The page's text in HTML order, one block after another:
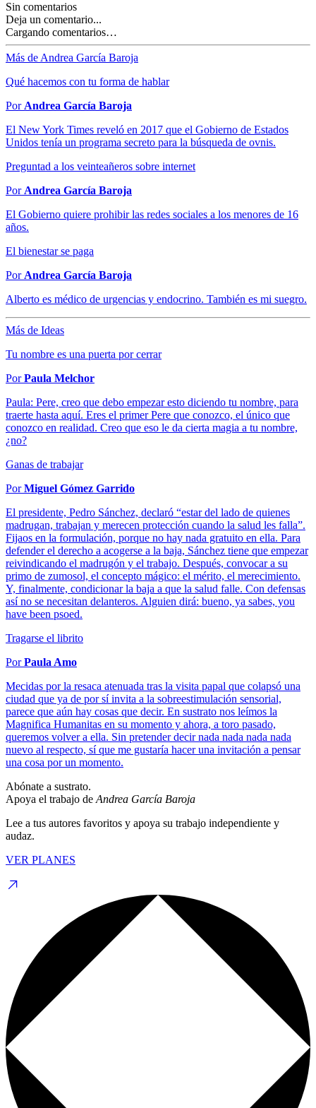
Sin comentarios
Deja un comentario...
Cargando comentarios…
Más de Andrea García Baroja
Qué hacemos con tu forma de hablar
Por Andrea García Baroja
El New York Times reveló en 2017 que el Gobierno de Estados
Unidos tenía un programa secreto para la búsqueda de ovnis.
Preguntad a los veinteañeros sobre internet
Por Andrea García Baroja
El Gobierno quiere prohibir las redes sociales a los menores de 16
años.
El bienestar se paga
Por Andrea García Baroja
Alberto es médico de urgencias y endocrino. También es mi suegro.
Más de Ideas
Tu nombre es una puerta por cerrar
PorPaula Melchor
Paula: Pere, creo que debo empezar esto diciendo tu nombre, para
traerte hasta aquí. Eres el primer Pere que conozco, el único que
conozco en realidad. Creo que eso le da cierta magia a tu nombre,
¿no?
Ganas de trabajar
PorMiguel Gómez Garrido
El presidente, Pedro Sánchez, declaró “estar del lado de quienes
madrugan, trabajan y merecen protección cuando la salud les falla”.
Fijaos en la formulación, porque no hay nada gratuito en ella. Para
defender el derecho a acogerse a la baja, Sánchez tiene que empezar
reivindicando el madrugón y el trabajo. Después, convocar a su
primo de zumosol, el concepto mágico: el mérito, el merecimiento.
Y, finalmente, condicionar la baja a que la salud falle. Con defensas
así no se necesitan delanteros. Alguien dirá: bueno, ya sabes, you
have been psoed.
Tragarse el librito
PorPaula Amo
Mecidas por la resaca atenuada tras la visita papal que colapsó una
ciudad que ya de por sí invita a la sobreestimulación sensorial,
parece que aún hay cosas que decir. En sustrato nos leímos la
Magnifica Humanitas en su momento y ahora, a toro pasado,
queremos volver a ella. Sin pretender decir nada nada nada nada
nuevo al respecto, sí que me gustaría hacer una invitación a pensar
una cosa por un momento.
Abónate a sustrato.
Apoya el trabajo de Andrea García Baroja
Lee a tus autores favoritos y apoya su trabajo independiente y
audaz.
VER PLANES